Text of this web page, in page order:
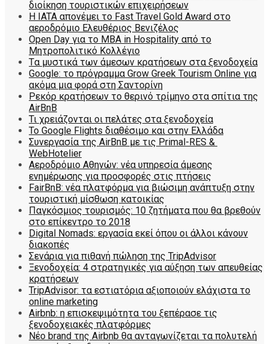
διοίκηση τουριστικών επιχειρήσεων
Η IATA απονέμει το Fast Travel Gold Award στο
αεροδρόμιο Ελευθέριος Βενιζέλος
Open Day για το MBA in Hospitality από το
Μητροπολιτικό Κολλέγιο
Tα μυστικά των άμεσων κρατήσεων στα ξενοδοχεία
Google: το πρόγραμμα Grow Greek Tourism Online για
ακόμα μια φορά στη Σαντορίνη
Ρεκόρ κρατήσεων το θερινό τρίμηνο στα σπίτια της
AirBnB
Τι χρειάζονται οι πελάτες στα ξενοδοχεία
Το Google Flights διαθέσιμο και στην Ελλάδα
Συνεργασία​ ​της​ ​AirBnB​ ​με​ ​τις​ ​Primal-RES​ ​&​ ​
WebHotelier
Aεροδρόμιο Αθηνών: νέα υπηρεσία άμεσης
ενημέρωσης για προσφορές στις πτήσεις
FairBnB: νέα πλατφόρμα για βιώσιμη ανάπτυξη στην
τουριστική μίσθωση κατοικίας
Παγκόσμιος τουρισμός: 10 ζητήματα που θα βρεθούν
στο επίκεντρο το 2018
Digital Nomads: εργασία εκεί όπου οι άλλοι κάνουν
διακοπές
Σενάρια για πιθανή πώληση της TripAdvisor
Ξενοδοχεία: 4 στρατηγικές για αύξηση των απευθείας
κρατήσεων
TripAdvisor: τα εστιατόρια αξιοποιούν ελάχιστα το
online marketing
Airbnb: η επισκεψιμότητα του ξεπέρασε τις
ξενοδοχειακές πλατφόρμες
Nέο brand της Airbnb θα ανταγωνίζεται τα πολυτελή